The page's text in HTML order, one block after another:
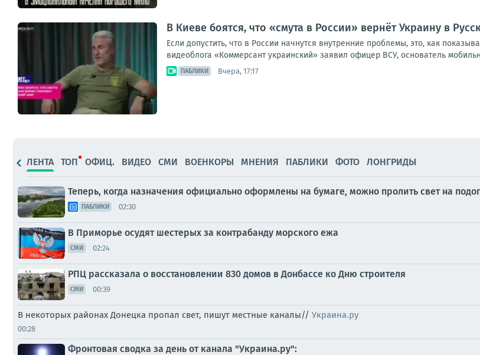
В Киеве боятся, что «смута в России» вернёт Украину в
Если допустить, что в России начнутся внутренние проблемы, это, как
видеоблога «Коммерсант украинский» заявил офицер ВСУ, основатель
ПАБЛИКИ Вчера, 17:17
ЛЕНТА ТОП ОФИЦ. ВИДЕО СМИ ВОЕНКОРЫ МНЕНИЯ ПАБЛИКИ ФОТО ЛОНГРИДЫ
Теперь, когда назначения официально оформлены на бумаге, можно пролить свет на
ПАБЛИКИ 02:30
В Приморье осудят шестерых за контрабанду морского ежа
СМИ 02:24
РПЦ рассказала о восстановлении 830 домов в Донбассе ко Дню строителя
СМИ 00:39
В некоторых районах Донецка пропал свет, пишут местные каналы// Украина.ру
00:28
Фронтовая сводка за день от канала "Украина.ру":